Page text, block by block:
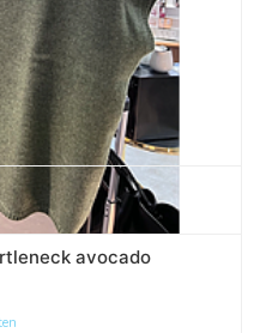
avocado